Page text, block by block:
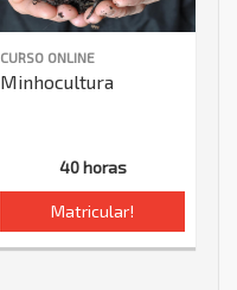
CURSO ONLINE
Minhocultura
40 horas
Matricular!